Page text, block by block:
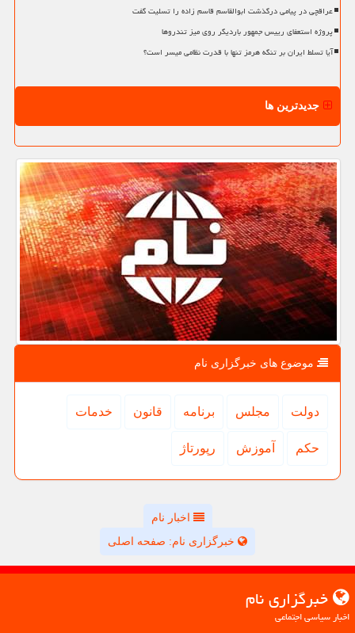
عراقچی در پیامی درگذشت ابوالقاسم قاسم زاده را تسلیت گفت
پروژه استعفای رییس جمهور باردیگر روی میز تندروها
آیا تسلط ایران بر تنگه هرمز تنها با قدرت نظامی میسر است؟
جدیدترین ها
موضوع های خبرگزاری نام
دولت مجلس برنامه قانون خدمات
حكم آموزش رپورتاژ
اخبار نام
خبرگزاری نام: صفحه اصلی
خبرگزاری نام
اخبار سیاسی اجتماعی